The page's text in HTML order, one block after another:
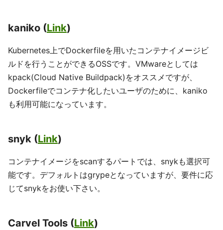
kaniko (Link)
Kubernetes上でDockerfileを用いたコンテナイメージビ
ルドを行うことができるOSSです。VMwareとしては
kpack(Cloud Native Buildpack)をオススメですが、
Dockerfileでコンテナ化したいユーザのために、kaniko
も利用可能になっています。
snyk (Link)
コンテナイメージをscanするパートでは、snykも選択可
能です。デフォルトはgrypeとなっていますが、要件に応
じてsnykをお使い下さい。
Carvel Tools (Link)